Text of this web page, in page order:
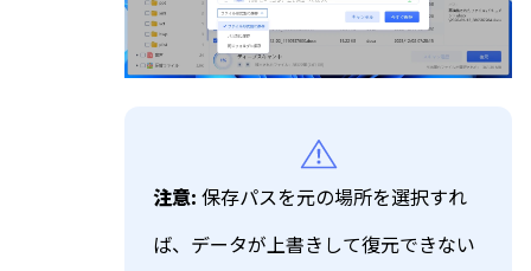
注意: 保存パスを元の場所を選択すれ
ば、データが上書きして復元できない